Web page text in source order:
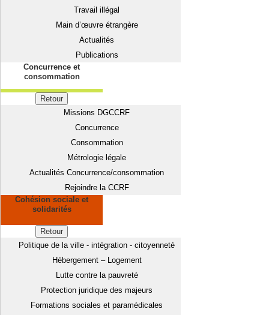
Travail illégal
Main d’œuvre étrangère
Actualités
Publications
Concurrence et
consommation
Retour
Missions DGCCRF
Concurrence
Consommation
Métrologie légale
Actualités Concurrence/consommation
Rejoindre la CCRF
Cohésion sociale et
solidarités
Retour
Politique de la ville - intégration - citoyenneté
Hébergement – Logement
Lutte contre la pauvreté
Protection juridique des majeurs
Formations sociales et paramédicales